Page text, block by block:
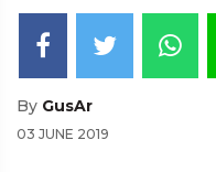
By GusAr
03 JUNE 2019